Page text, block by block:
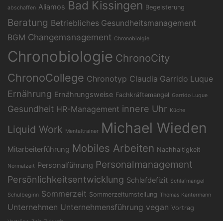
abschaffen Aliamos Bad Kissingen Begeisterung
Beratung Betriebliches Gesundheitsmanagement
BGM Changemanagement Chronobiolgie
Chronobiologie ChronoCity
ChronoCollege Chronotyp Claudia Garrido Luque
Ernährung Ernährungsweise Fachkräftemangel Garrido Luque
Gesundheit HR-Management innere Uhr Küche
Liquid Work Mentaltrainer Michael Wieden
Mitarbeiterführung Mobiles Arbeiten Nachhaltigkeit
Normalzeit Personalführung Personalmanagement
Persönlichkeitsentwicklung Schlafdefizit Schlafmangel
Schulbeginn Sommerzeit Sommerzeitumstellung Thomas Kantermann
Unternehmen Unternehmensführung vegan Vortrag